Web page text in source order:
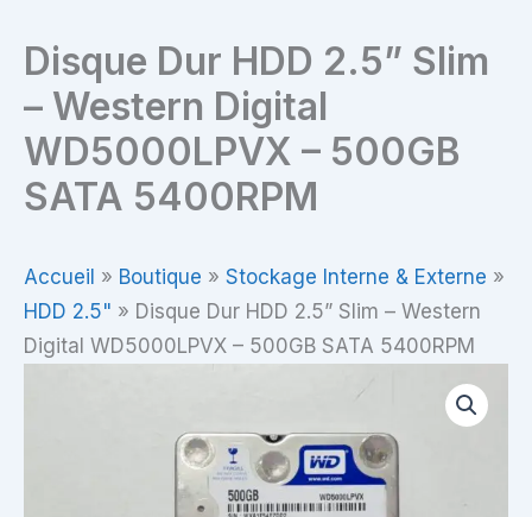
Disque Dur HDD 2.5” Slim
– Western Digital
WD5000LPVX – 500GB
SATA 5400RPM
Accueil » Boutique » Stockage Interne & Externe »
HDD 2.5" » Disque Dur HDD 2.5” Slim – Western
Digital WD5000LPVX – 500GB SATA 5400RPM